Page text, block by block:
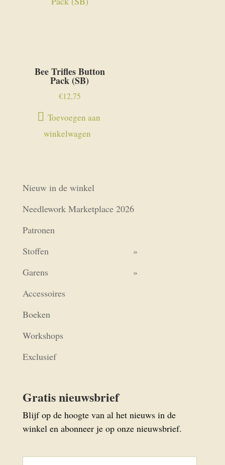
Bee Trifles Button
Pack (SB)
€12,75
Toevoegen aan
winkelwagen
Nieuw in de winkel
Needlework Marketplace 2026
Patronen
Stoffen
Garens
Accessoires
Boeken
Workshops
Exclusief
Gratis nieuwsbrief
Blijf op de hoogte van al het nieuws in de
winkel en abonneer je op onze nieuwsbrief.